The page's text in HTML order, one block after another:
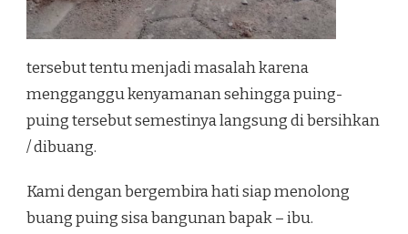
tersebut tentu menjadi masalah karena
mengganggu kenyamanan sehingga puing-
puing tersebut semestinya langsung di bersihkan
/ dibuang.
Kami dengan bergembira hati siap menolong
buang puing sisa bangunan bapak – ibu.